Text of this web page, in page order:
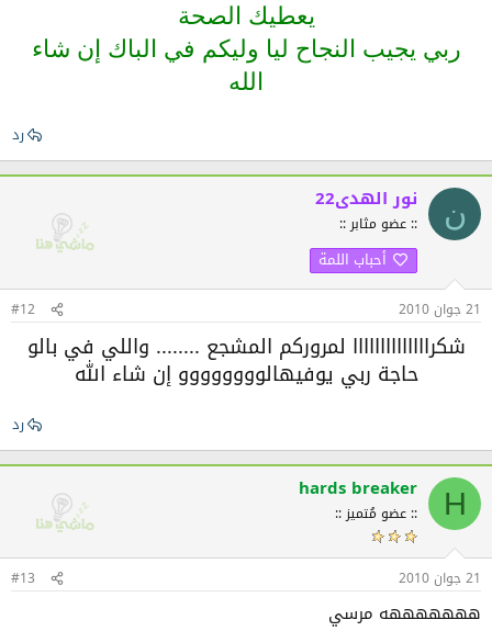
يعطيك الصحة
ربي يجيب النجاح ليا وليكم في الباك إن شاء
الله
رد
ن نور الهدى22
:: عضو مثابر ::
أحباب اللمة
21 جوان 2010 #12
شكراااااااااااااا لمروركم المشجع ........ واللي في بالو
حاجة ربي يوفيهالوووووووو إن شاء الله
رد
H
hards breaker
:: عضو مُتميز ::
21 جوان 2010 #13
هههههههه مرسي